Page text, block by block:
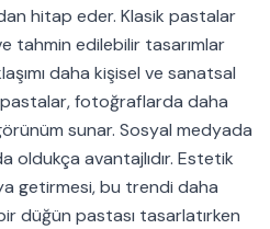
hitap eder. Klasik pastalar
tahmin edilebilir tasarımlar
daha kişisel ve sanatsal
fotoğraflarda daha
sunar. Sosyal medyada
oldukça avantajlıdır. Estetik
getirmesi, bu trendi daha
düğün pastası tasarlatırken